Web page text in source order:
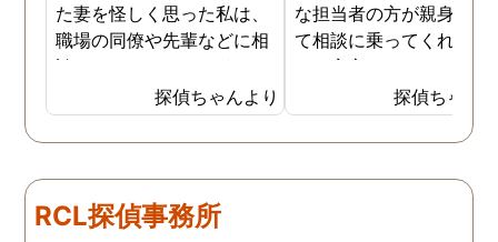
た妻を怪しく思った私は、
職場の同僚や先輩などに相
談していました。 そういっ
た相談の回答の一つに調査
を依頼することを勧めら
れ、私は一度相談してみま
に見積もりをもらったとこ
ろ、それほど財布への負担
探偵ちゃんより
な担当者の方が親身にな
て相談に乗ってくれたた
め、安心しました。同じ
うな被害に遭う可能性も
慮し、引越しましたので
もう大丈夫かと思います
探偵ちゃん
RCL探偵事務所